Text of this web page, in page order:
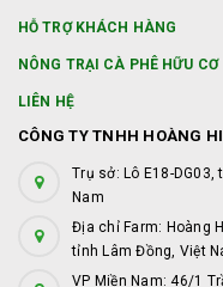
HỖ TRỢ KHÁCH HÀNG
NÔNG TRẠI CÀ PHÊ HỮU CƠ
LIÊN HỆ
CÔNG TY TNHH HOÀNG
Trụ sở: Lô E18-DG03,
Nam
Địa chỉ Farm: Hoàng
tỉnh Lâm Đồng, Việt
VP Miền Nam: 46/1